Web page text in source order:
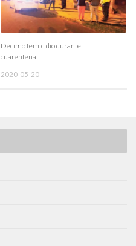
Décimo femicidio durante
cuarentena
2020-05-20